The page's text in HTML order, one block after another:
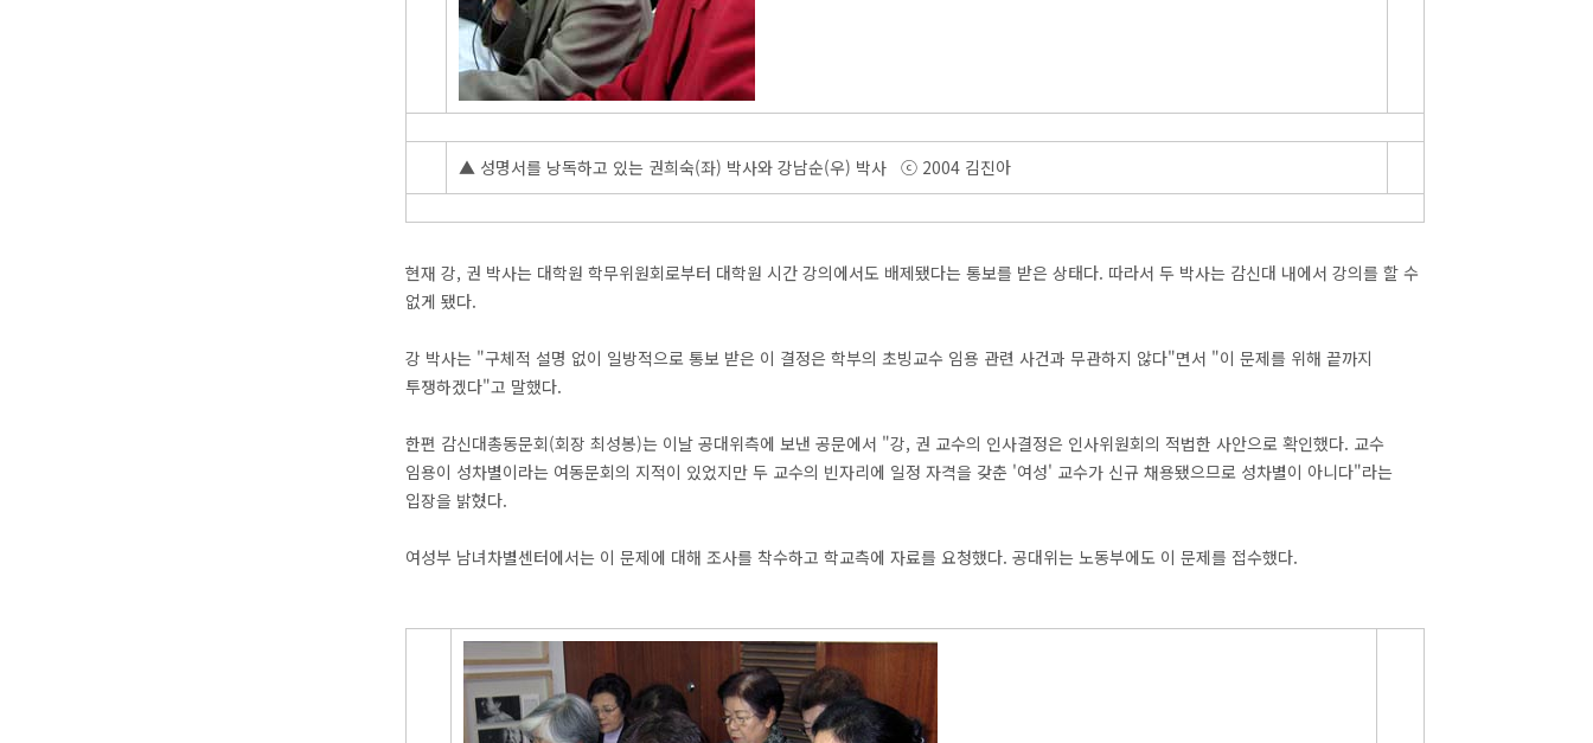
▲ 성명서를 낭독하고 있는 권희숙(좌) 박사와 강남순(우) 박사 ⓒ 2004 김진아
현재 강, 권 박사는 대학원 학무위원회로부터 대학원 시간 강의에서도 배제됐다는 통보를 받은 상태다. 따라서 두 박사는 감신대 내에서 강의를 할 수
없게 됐다.
강 박사는 "구체적 설명 없이 일방적으로 통보 받은 이 결정은 학부의 초빙교수 임용 관련 사건과 무관하지 않다"면서 "이 문제를 위해 끝까지
투쟁하겠다"고 말했다.
한편 감신대총동문회(회장 최성봉)는 이날 공대위측에 보낸 공문에서 "강, 권 교수의 인사결정은 인사위원회의 적법한 사안으로 확인했다. 교수
임용이 성차별이라는 여동문회의 지적이 있었지만 두 교수의 빈자리에 일정 자격을 갖춘 '여성' 교수가 신규 채용됐으므로 성차별이 아니다"라는
입장을 밝혔다.
여성부 남녀차별센터에서는 이 문제에 대해 조사를 착수하고 학교측에 자료를 요청했다. 공대위는 노동부에도 이 문제를 접수했다.